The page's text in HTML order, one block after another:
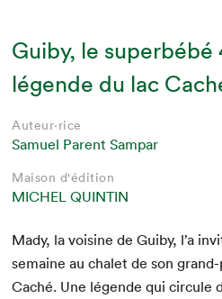
Guiby, le superbébé
légende du lac
Auteur·rice
Samuel Parent Sampar
Maison d'édition
MICHEL QUINTIN
Mady, la voi­sine de Gui­by, l’a
semaine au chalet de son
Caché. Une légende qui cir­cule